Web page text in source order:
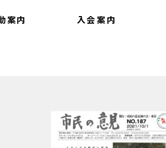
案内 入会案内